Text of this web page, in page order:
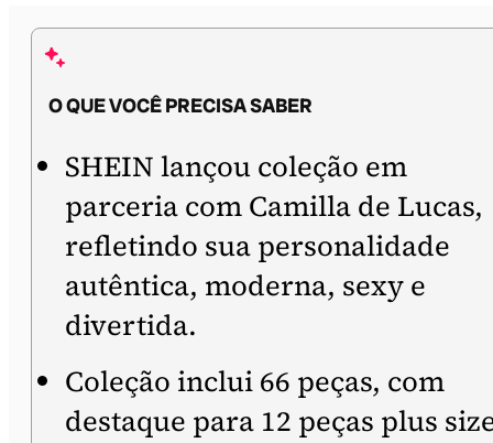
O QUE VOCÊ PRECISA SABER
SHEIN lançou coleção em
parceria com Camilla de Lucas,
refletindo sua personalidade
autêntica, moderna, sexy e
divertida.
Coleção inclui 66 peças, com
destaque para 12 peças plus